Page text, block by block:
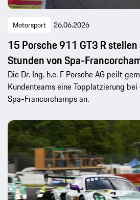
Motorsport 26.06.2026
15 Porsche 911 GT3 R
Stunden von Spa-
Die Dr. Ing. h.c. F Porsche AG peilt
Kundenteams eine Topplatzierung
Spa-Francorchamps an.